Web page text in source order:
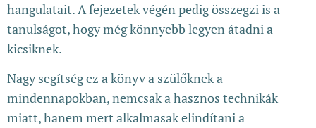
hangulatait. A fejezetek végén pedig összegzi is a
tanulságot, hogy még könnyebb legyen átadni a
kicsiknek.
Nagy segítség ez a könyv a szülőknek a
mindennapokban, nemcsak a hasznos technikák
miatt, hanem mert alkalmasak elindítani a